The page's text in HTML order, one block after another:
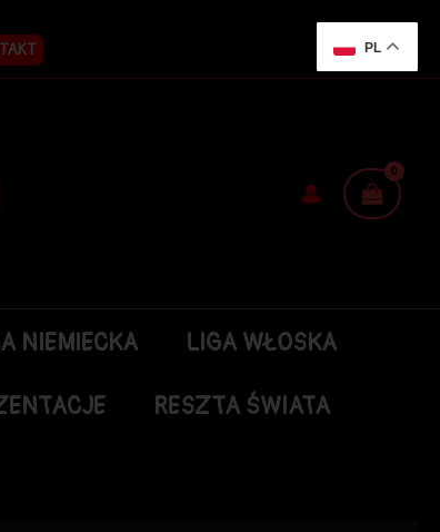
NIEMIECKA LIGA WŁOSKA
RESZTA ŚWIATA
PL